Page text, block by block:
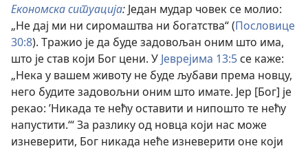
Економска ситуација: Један мудар човек се молио:
„Не дај ми ни сиромаштва ни богатства“ (Пословице
30:8). Тражио је да буде задовољан оним што има,
што је став који Бог цени. У Јеврејима 13:5се каже:
„Нека у вашем животу не буде љубави према новцу,
него будите задовољни оним што имате. Јер [Бог] је
рекао: ’Никада те нећу оставити и нипошто те нећу
напустити.‘“ За разлику од новца који нас може
изневерити, Бог никада неће изневерити оне који